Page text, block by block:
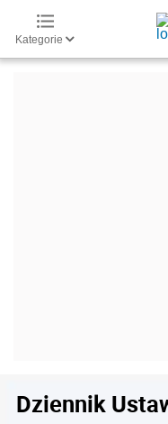
Kategorie
Dziennik